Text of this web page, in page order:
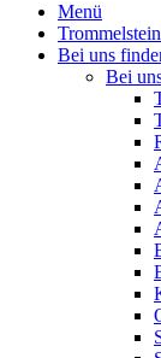
Menü
Bei uns
Bei